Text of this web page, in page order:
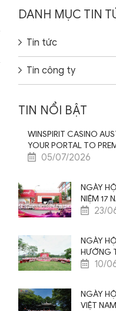
DANH MỤC TIN
Tin tức
Tin công ty
TIN NỔI BẬT
WINSPIRIT CASINO
YOUR PORTAL TO
ENTERTAINMENT
05/07/2026
NGÀY
NIỆM 17
SAO23/
NGÀY
HƯỚNG
NĂM10/
NGÀY
VIỆT